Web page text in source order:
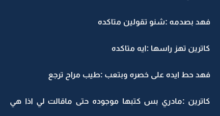
فهد بصدمه :شنو تقولين متاكده
كاترين تهز راسها :ايه متاكده
فهد حط ايده على خصره وبتعب :طيب مراح ترجع
كاترين :مادري بس كتبها موجوده حتى ماقالت لي اذا هي